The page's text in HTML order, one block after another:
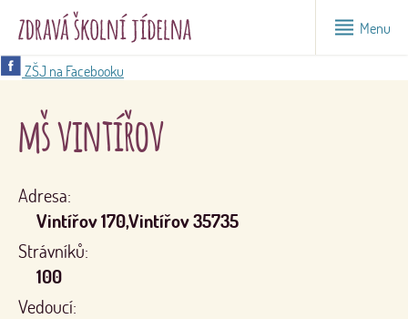
Menu
ZŠJ na Facebooku
mš vintířov
Adresa:
Vintířov 170,Vintířov 35735
Strávníků:
100
Vedoucí: